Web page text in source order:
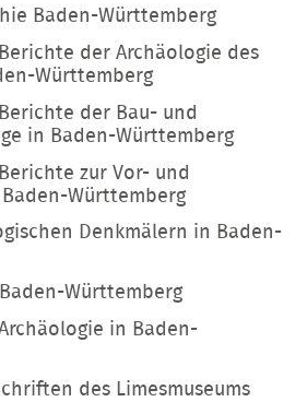
Baden-Württemberg
der Archäologie des
Württemberg
der Bau- und
in Baden-Württemberg
zur Vor- und
Württemberg
Denkmälern in Baden-
Württemberg
in Baden-
des Limesmuseums